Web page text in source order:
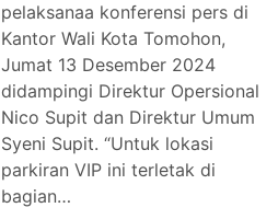
pelaksanaa konferensi pers di
Kantor Wali Kota Tomohon,
Jumat 13 Desember 2024
didampingi Direktur Opersional
Nico Supit dan Direktur Umum
Syeni Supit. “Untuk lokasi
parkiran VIP ini terletak di
bagian…